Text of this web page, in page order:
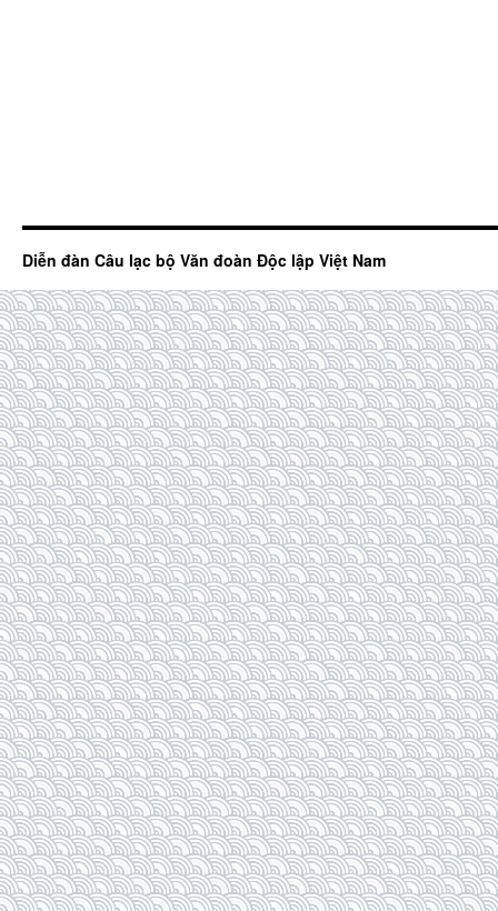
Diễn đàn Câu lạc bộ Văn đoàn Độc lập Việt Nam